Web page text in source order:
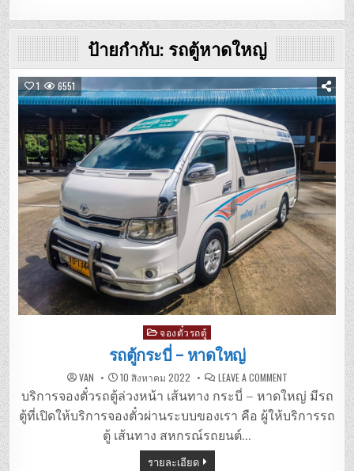
ป้ายกำกับ: รถตู้หาดใหญ่
1 6551
Posted
in
จองตั๋วรถตู้
รถตู้กระบี่ – หาดใหญ่
VAN 10 สิงหาคม 2022 LEAVE A COMMENTON
ตู้
กระบี่
–
หาดใหญ่
บริการจองตั๋วรถตู้ล่วงหน้า เส้นทาง กระบี่ – หาดใหญ่ มีรถ
ตู้ที่เปิดให้บริการจองตั๋วผ่านระบบของเรา คือ ผู้ให้บริการรถ
ตู้ เส้นทาง สหกรณ์รถยนต์…
รายละเอียด